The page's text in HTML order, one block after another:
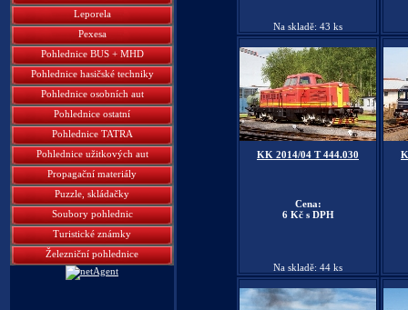
Leporela
Pexesa
Pohlednice BUS + MHD
Pohlednice hasičské techniky
Pohlednice osobních aut
Pohlednice ostatní
Pohlednice TATRA
Pohlednice užitkových aut
Propagační materiály
Puzzle, skládačky
Soubory pohlednic
Turistické známky
Železniční pohlednice
Na skladě: 43 ks
KK 2014/04 T 444.030
Cena:
6 Kč s DPH
Na skladě: 44 ks